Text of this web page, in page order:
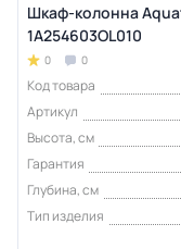
Шкаф-колонна
1A254603OL010
0 0
Код товара
Артикул
Высота, см
Гарантия
Глубина, см
Тип изделия